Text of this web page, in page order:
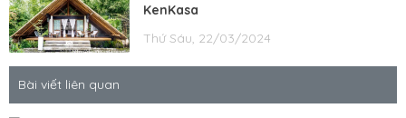
KenKasa
Thứ Sáu, 22/03/2024
Bài viết liên quan